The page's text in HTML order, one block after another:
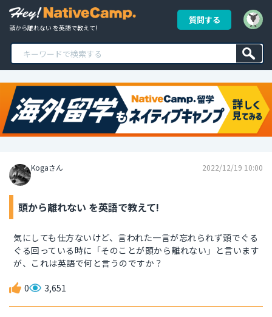
頭から離れない を英語で教えて!
質問する
Kogaさん 2022/12/19 10:00
頭から離れない を英語で教えて!
気にしても仕方ないけど、言われた一言が忘れられず頭でぐる
ぐる回っている時に「そのことが頭から離れない」と言います
が、これは英語で何と言うのですか？
0 3,651